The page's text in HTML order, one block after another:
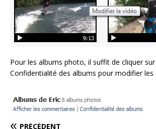
Pour les albums photo, il suffit de cliquer sur
Confidentialité des albums pour modifier les
PRÉCÉDENT